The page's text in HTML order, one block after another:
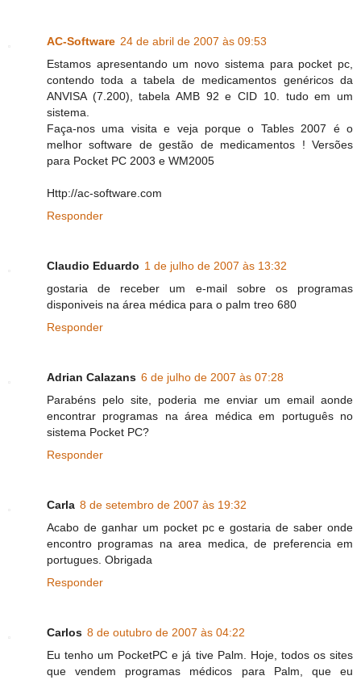
AC-Software 24 de abril de 2007 às 09:53
Estamos apresentando um novo sistema para pocket pc,
contendo toda a tabela de medicamentos genéricos da
ANVISA (7.200), tabela AMB 92 e CID 10. tudo em um
sistema.
Faça-nos uma visita e veja porque o Tables 2007 é o
melhor software de gestão de medicamentos ! Versões
para Pocket PC 2003 e WM2005
Http://ac-software.com
Responder
Claudio Eduardo 1 de julho de 2007 às 13:32
gostaria de receber um e-mail sobre os programas
disponiveis na área médica para o palm treo 680
Responder
Adrian Calazans 6 de julho de 2007 às 07:28
Parabéns pelo site, poderia me enviar um email aonde
encontrar programas na área médica em português no
sistema Pocket PC?
Responder
Carla 8 de setembro de 2007 às 19:32
Acabo de ganhar um pocket pc e gostaria de saber onde
encontro programas na area medica, de preferencia em
portugues. Obrigada
Responder
Carlos 8 de outubro de 2007 às 04:22
Eu tenho um PocketPC e já tive Palm. Hoje, todos os sites
que vendem programas médicos para Palm, que eu